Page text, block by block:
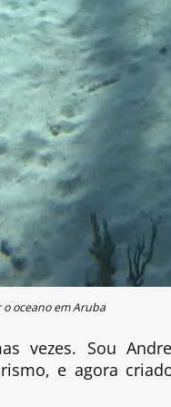
o oceano em Aruba
vezes. Sou
e agora